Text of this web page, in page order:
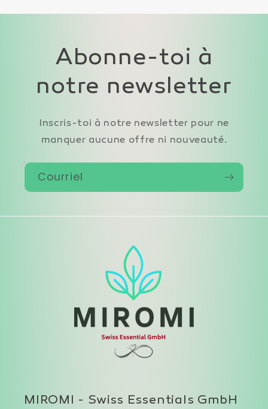
Abonne-toi à
notre newsletter
Inscris-toi à notre newsletter pour ne
manquer aucune offre ni nouveauté.
Courriel
MIROMI - Swiss Essentials GmbH